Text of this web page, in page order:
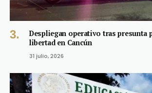
Despliegan operativo tras presunta
libertad en Cancún
31 julio, 2026